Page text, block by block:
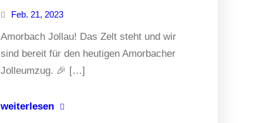
Feb. 21, 2023
Amorbach Jollau! Das Zelt steht und wir
sind bereit für den heutigen Amorbacher
Jolleumzug. 🎉 […]
weiterlesen